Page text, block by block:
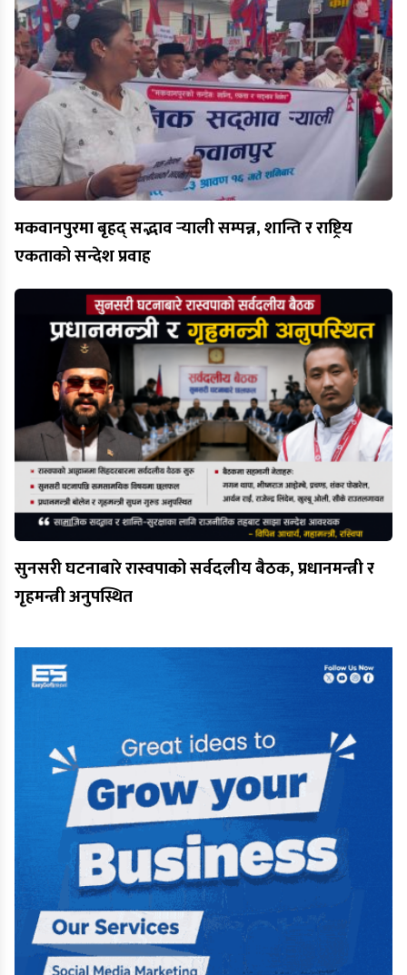
मकवानपुरमा बृहद् सद्भाव र्‍याली सम्पन्न, शान्ति र राष्ट्रिय
एकताको सन्देश प्रवाह
सुनसरी घटनाबारे रास्वपाको सर्वदलीय बैठक, प्रधानमन्त्री र
गृहमन्त्री अनुपस्थित